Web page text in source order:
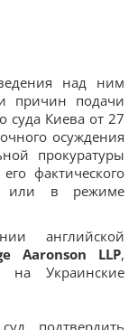
над ним
причин подачи
суда Киева от 27
осуждения
прокуратуры
фактического
или в режиме
английской
Aaronson LLP,
на Украинские
подтвердить